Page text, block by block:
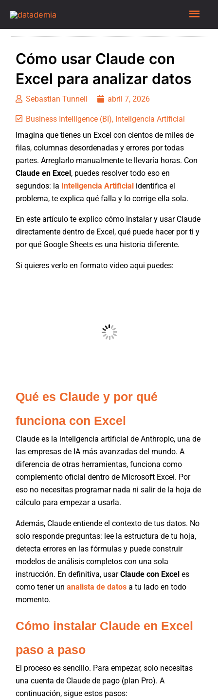
Cómo usar Claude con
Excel para analizar datos
Sebastian Tunnell abril 7, 2026
Business Intelligence (BI), Inteligencia Artificial
Imagina que tienes un Excel con cientos de miles de
filas, columnas desordenadas y errores por todas
partes. Arreglarlo manualmente te llevaría horas. Con
Claude en Excel, puedes resolver todo eso en
segundos: la Inteligencia Artificial identifica el
problema, te explica qué falla y lo corrige ella sola.
En este artículo te explico cómo instalar y usar Claude
directamente dentro de Excel, qué puede hacer por ti y
por qué Google Sheets es una historia diferente.
Si quieres verlo en formato video aqui puedes:
Qué es Claude y por qué
funciona con Excel
Claude es la inteligencia artificial de Anthropic, una de
las empresas de IA más avanzadas del mundo. A
diferencia de otras herramientas, funciona como
complemento oficial dentro de Microsoft Excel. Por
eso no necesitas programar nada ni salir de la hoja de
cálculo para empezar a usarla.
Además, Claude entiende el contexto de tus datos. No
solo responde preguntas: lee la estructura de tu hoja,
detecta errores en las fórmulas y puede construir
modelos de análisis completos con una sola
instrucción. En definitiva, usarClaude con Excel es
como tener unanalista de datos a tu lado en todo
momento.
Cómo instalar Claude en Excel
paso a paso
El proceso es sencillo. Para empezar, solo necesitas
una cuenta de Claude de pago (plan Pro). A
continuación, sigue estos pasos: